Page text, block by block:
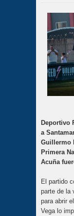
Deportivo
a
Guillermo
Primera
Acuña
El partido
parte de la
para abrir
Vega lo